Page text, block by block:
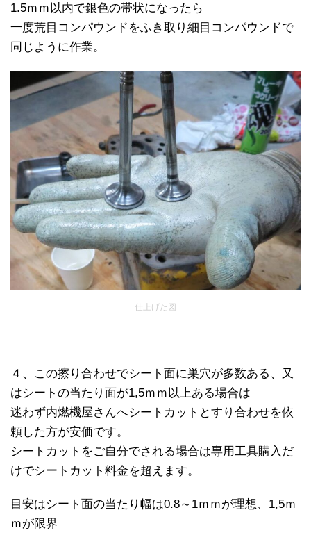
1.5ｍｍ以内で銀色の帯状になったら
一度荒目コンパウンドをふき取り細目コンパウンドで
同じように作業。
仕上げた図
４、この擦り合わせでシート面に巣穴が多数ある、又
はシートの当たり面が1,5ｍｍ以上ある場合は
迷わず内燃機屋さんへシートカットとすり合わせを依
頼した方が安価です。
シートカットをご自分でされる場合は専用工具購入だ
けでシートカット料金を超えます。
目安はシート面の当たり幅は0.8～1ｍｍが理想、1,5ｍ
ｍが限界